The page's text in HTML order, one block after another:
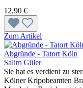
12,90 €
Zum Artikel
Abgründe - Tatort Köln
Salim Güler
Sie hat es verdient zu
Kölner Kripobeamten